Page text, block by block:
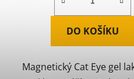
DO KOŠÍKU
Magnetický Cat Eye gel